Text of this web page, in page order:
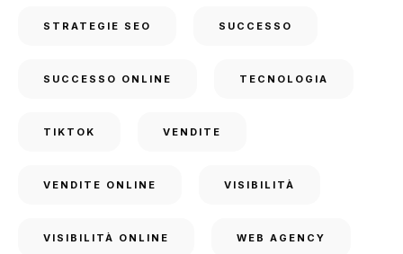
STRATEGIE SEO SUCCESSO
SUCCESSO ONLINE TECNOLOGIA
TIKTOK VENDITE
VENDITE ONLINE VISIBILITÀ
VISIBILITÀ ONLINE WEB AGENCY